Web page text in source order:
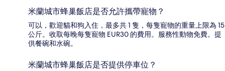
米蘭城市蜂巢飯店是否允許攜帶寵物？
可以，歡迎貓和狗入住，最多共 1 隻，每隻寵物的重量上限為 15
公斤。收取每晚每隻寵物 EUR30 的費用。服務性動物免費。提
供餐碗和水碗。
米蘭城市蜂巢飯店是否提供停車位？